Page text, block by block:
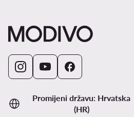
Promijeni državu: Hrvatska
(HR)